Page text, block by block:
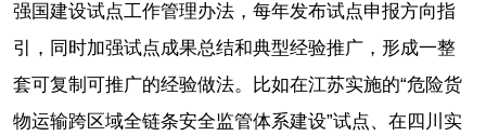
强国建设试点工作管理办法，每年发布试点申报方向指
引，同时加强试点成果总结和典型经验推广，形成一整
套可复制可推广的经验做法。比如在江苏实施的“危险货
物运输跨区域全链条安全监管体系建设”试点、在四川实